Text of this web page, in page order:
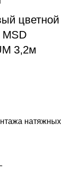
цветной
MSD
3,2м
натяжных